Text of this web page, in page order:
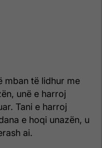
mban të lidhur me
unë e harroj
Tani e harroj
e hoqi unazën, u
ai.